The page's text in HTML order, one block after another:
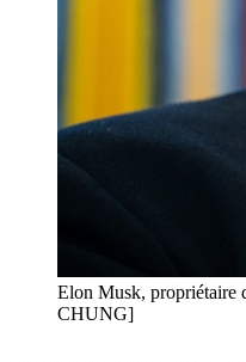
Elon Musk,
CHUNG]